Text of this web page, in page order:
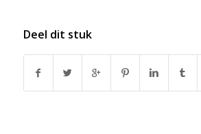
Deel dit stuk